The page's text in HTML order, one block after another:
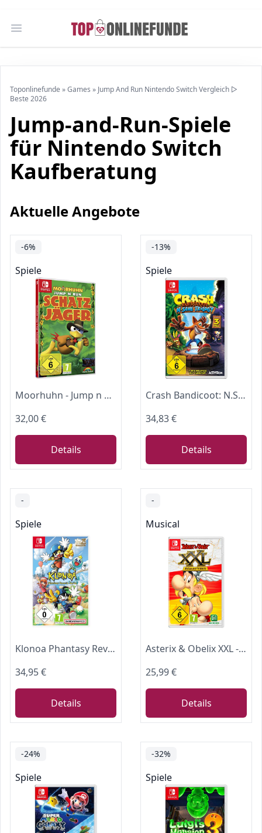
Open main menu
Toponlinefunde »Games » Jump And Run Nintendo Switch Vergleich ▷
Beste 2026
Jump-and-Run-Spiele
für Nintendo Switch
Kaufberatung
Aktuelle Angebote
-6%
Spiele
Moorhuhn - Jump n Run - Schatzjäger Abenteuer - für Nintendo Switch
32,00 €
Details
-13%
Spiele
Crash Bandicoot: N.Sane Trilogy (Nintendo Switch)
34,83 €
Details
-
Spiele
Klonoa Phantasy Reverie Series [Nintendo Switch]
34,95 €
Details
-
Musical
Asterix & Obelix XXL - Romastered - [Nintendo Switch]
25,99 €
Details
-24%
Spiele
-32%
Spiele